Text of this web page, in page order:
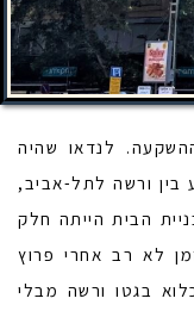
לנדאו שהיה
בין ורשה לתל-אביב,
הבית הייתה חלק
לא רב אחרי פרוץ
בגטו ורשה מבלי